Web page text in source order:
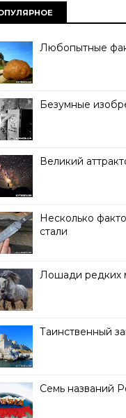
Любопытные
Безумные
Великий
Несколько
стали
Лошади редких
Таинственный
Семь названий